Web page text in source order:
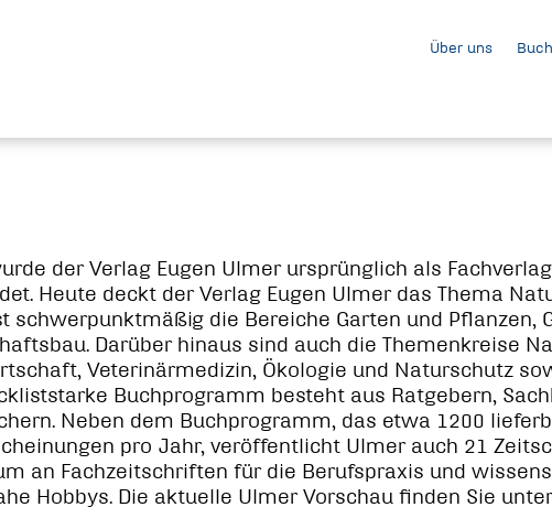
Über uns
der Verlag Eugen Ulmer ursprünglich als
Heute deckt der Verlag Eugen Ulmer das Thema
schwerpunktmäßig die Bereiche Garten und Pflanzen,
Darüber hinaus sind auch die Themenkreise
Veterinärmedizin, Ökologie und Naturschutz
Buchprogramm besteht aus Ratgebern,
Neben dem Buchprogramm, das etwa 1200
pro Jahr, veröffentlicht Ulmer auch 21
an Fachzeitschriften für die Berufspraxis und
Hobbys. Die aktuelle Ulmer Vorschau finden Sie